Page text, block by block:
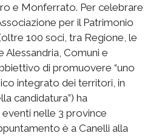
e Monferrato. Per celebrare
per il Patrimonio
100 soci, tra Regione, le
Alessandria, Comuni e
di promuovere “uno
integrato dei territori, in
candidatura”) ha
nelle 3 province
è a Canelli alla